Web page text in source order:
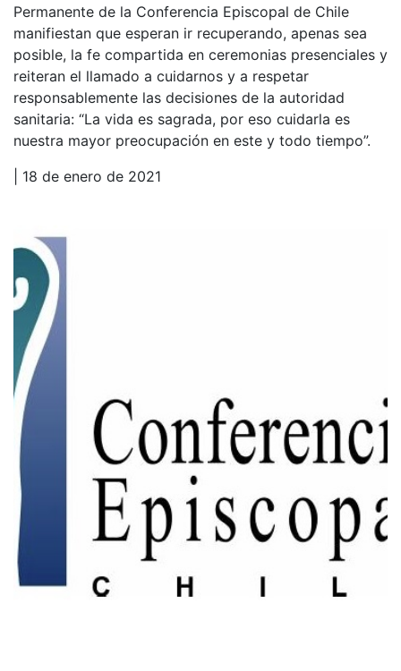
Permanente de la Conferencia Episcopal de Chile
manifiestan que esperan ir recuperando, apenas sea
posible, la fe compartida en ceremonias presenciales y
reiteran el llamado a cuidarnos y a respetar
responsablemente las decisiones de la autoridad
sanitaria: “La vida es sagrada, por eso cuidarla es
nuestra mayor preocupación en este y todo tiempo”.
| 18 de enero de 2021